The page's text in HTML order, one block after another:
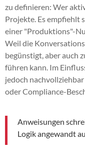
zu definieren: Wer
Projekte. Es empfiehlt
einer "Produktions"-
Weil die
begünstigt, aber auch
führen kann. Im
jedoch
oder Compliance-
Anweisungen
Logik angewandt